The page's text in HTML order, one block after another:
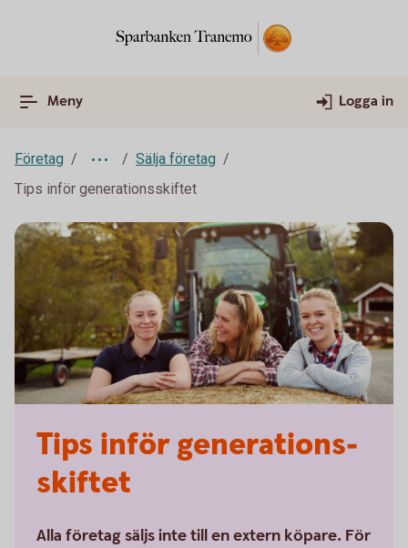
Meny Logga in
Företag
Sälja företag
Tips inför generationsskiftet
Tips inför generations­
skiftet
Alla företag säljs inte till en extern köpare. För